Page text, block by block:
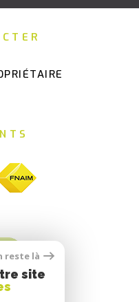
reste là
site